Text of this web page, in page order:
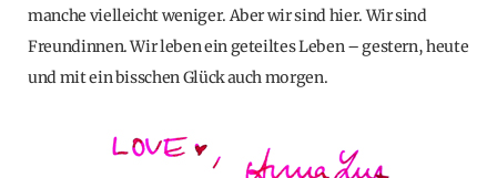
manche vielleicht weniger. Aber wir sind hier. Wir sind
Freundinnen. Wir leben ein geteiltes Leben – gestern, heute
und mit ein bisschen Glück auch morgen.